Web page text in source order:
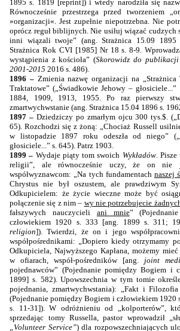
1895 s. 1819 [reprint]) i wtedy narodziła się
Równocześnie przestrzega przed tworzeniem
»organizacji«. Jest zupełnie niepotrzebna. Nie
oprócz reguł biblijnych. Nie usiłuj wiązać
inni wiązali twoje” (ang. Strażnica 15.09 1895
Strażnica Rok CVI [1985] Nr 18 s. 8-9.
wystąpienia z kościoła” (Skorowidz do publikacji
2001-2015 2016 s. 486).
1896 – Zmienia nazwę organizacji na
Traktatowe” („Świadkowie Jehowy –
1884, 1909, 1913, 1955. Po raz pierwszy
zmartwychwstanie (ang. Strażnica 15.04 1896 s.
1897 – Dziedziczy po zmarłym ojcu 300 tys.$.
65). Rozchodzi się z żoną: „Chociaż Russell
w listopadzie 1897 roku odeszła od niego”
głosiciele...” s. 645). Patrz 1903.
1899 – Wydaje piąty tom swoich Wykładów. Pisze
religii”, ale równocześnie uczy, że on nie
współwyznawcom: „Na tych fundamentach naszej
Chrystus nie był oszustem, ale prawdziwym
Odkupicielem: że życie wieczne może być
połączenie się z nim – wy nie potrzebujecie
fałszywych nauczycieli ani mnie”
człowiekiem 1920 s. 333 [ang. 1899 s. 311;
religion]). Twierdzi, że on i jego
współpośrednikami: „Dopiero kiedy otrzymamy
Odkupiciela, Najwyższego Kapłana, możemy
w ofiarach, współ-pośredników [ang. joint
pojednawców” (Pojednanie pomiędzy Bogiem i
1899] s. 582). Upowszechnia w tym tomie
pojednania, zmartwychwstania): „Fakt i
(Pojednanie pomiędzy Bogiem i człowiekiem 1920
s. 11-31]).W odróżnieniu od „kolporterów”,
sprzedając tomy Russella, pastor wprowadził
„Volunteer Service”) dla rozpowszechniających